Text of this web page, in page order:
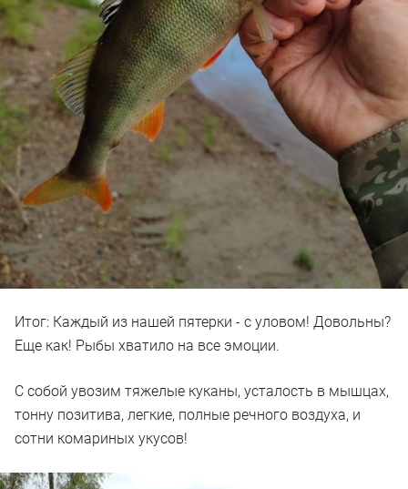
Итог: Каждый из нашей пятерки - с уловом! Довольны?
Еще как! Рыбы хватило на все эмоции.
С собой увозим тяжелые куканы, усталость в мышцах,
тонну позитива, легкие, полные речного воздуха, и
сотни комариных укусов!